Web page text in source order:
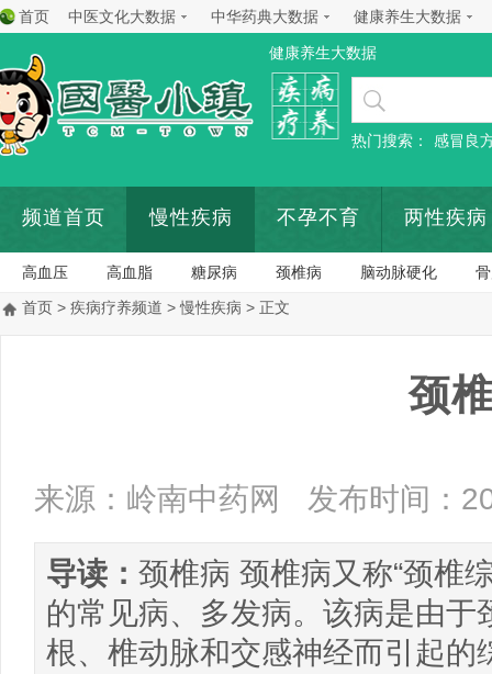
首页 中医文化大数据 中华药典大数据 健康养生大数据
健康养生大数据
热门搜索： 感冒良
频道首页 慢性疾病 不孕不育 两性疾病
高血压 高血脂 糖尿病 颈椎病 脑动脉硬化
首页 > 疾病疗养频道 >慢性疾病 > 正文
颈
来源：岭南中药网 发布时间：
导读： 颈椎病 颈椎病又称“颈椎
的常见病、多发病。该病是由
根、椎动脉和交感神经而引起